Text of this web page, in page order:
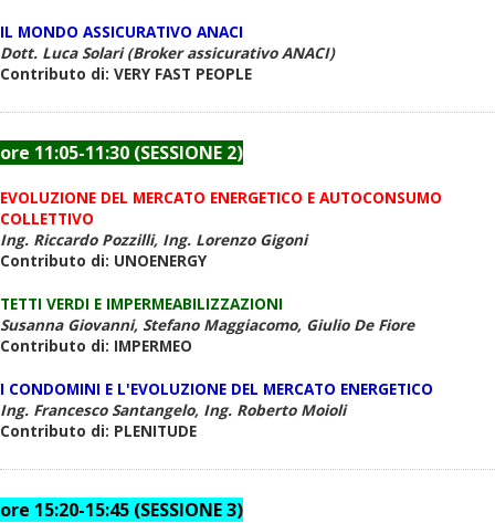
IL MONDO ASSICURATIVO ANACI
Dott. Luca Solari (Broker assicurativo ANACI)
Contributo di: VERY FAST PEOPLE
ore 11:05-11:30 (SESSIONE 2)
EVOLUZIONE DEL MERCATO ENERGETICO E AUTOCONSUMO
COLLETTIVO
Ing. Riccardo Pozzilli, Ing. Lorenzo Gigoni
Contributo di: UNOENERGY
TETTI VERDI E IMPERMEABILIZZAZIONI
Susanna Giovanni, Stefano Maggiacomo, Giulio De Fiore
Contributo di: IMPERMEO
I CONDOMINI E L'EVOLUZIONE DEL MERCATO ENERGETICO
Ing. Francesco Santangelo, Ing. Roberto Moioli
Contributo di: PLENITUDE
ore 15:20-15:45 (SESSIONE 3)